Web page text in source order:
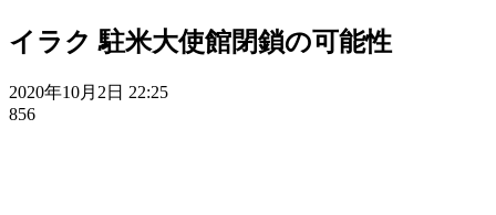
イラク 駐米大使館閉鎖の可能性
2020年10月2日 22:25
856